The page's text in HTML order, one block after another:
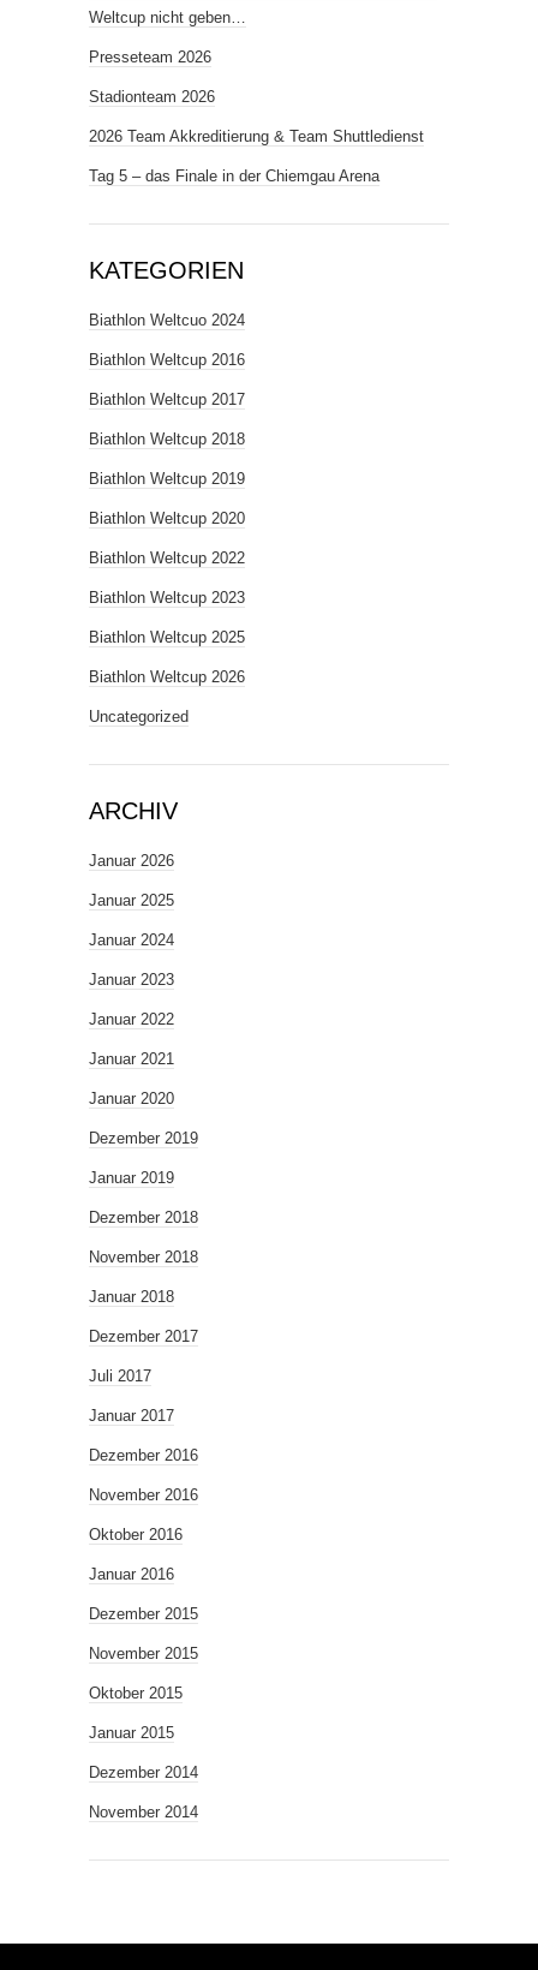
Weltcup nicht geben…
Presseteam 2026
Stadionteam 2026
2026 Team Akkreditierung & Team Shuttledienst
Tag 5 – das Finale in der Chiemgau Arena
KATEGORIEN
Biathlon Weltcuo 2024
Biathlon Weltcup 2016
Biathlon Weltcup 2017
Biathlon Weltcup 2018
Biathlon Weltcup 2019
Biathlon Weltcup 2020
Biathlon Weltcup 2022
Biathlon Weltcup 2023
Biathlon Weltcup 2025
Biathlon Weltcup 2026
Uncategorized
ARCHIV
Januar 2026
Januar 2025
Januar 2024
Januar 2023
Januar 2022
Januar 2021
Januar 2020
Dezember 2019
Januar 2019
Dezember 2018
November 2018
Januar 2018
Dezember 2017
Juli 2017
Januar 2017
Dezember 2016
November 2016
Oktober 2016
Januar 2016
Dezember 2015
November 2015
Oktober 2015
Januar 2015
Dezember 2014
November 2014